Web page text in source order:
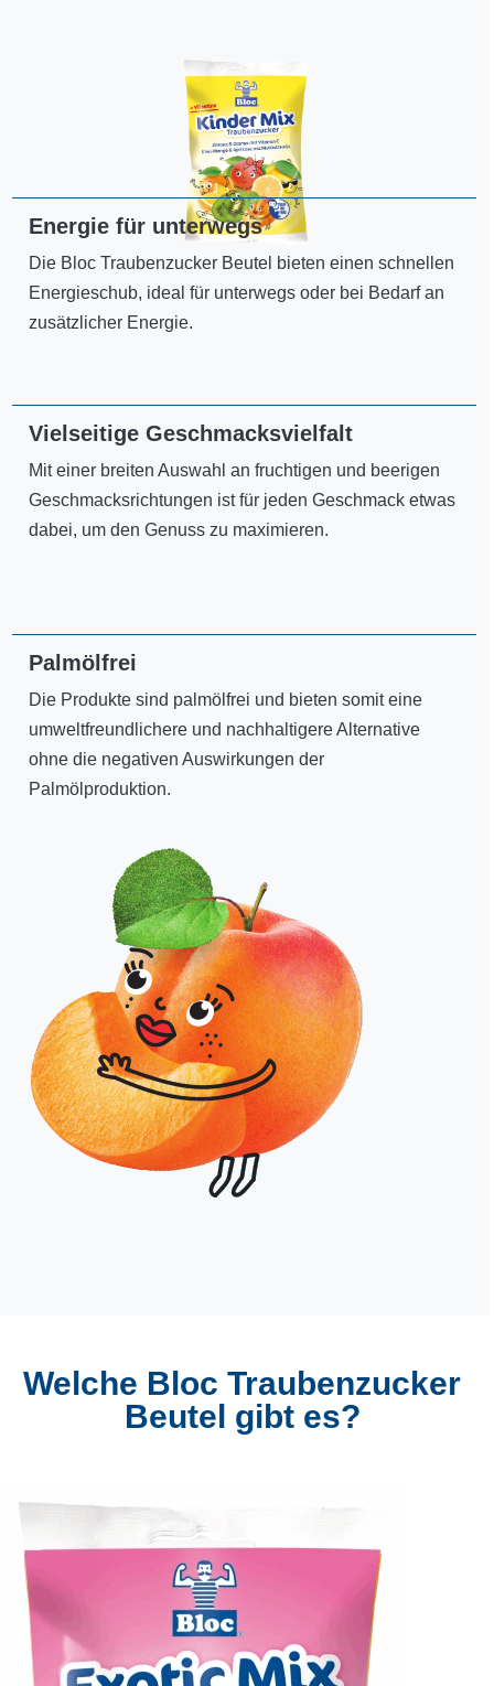
Energie für unterwegs
Die Bloc Traubenzucker Beutel bieten einen schnellen
Energieschub, ideal für unterwegs oder bei Bedarf an
zusätzlicher Energie.
Vielseitige Geschmacksvielfalt
Mit einer breiten Auswahl an fruchtigen und beerigen
Geschmacksrichtungen ist für jeden Geschmack etwas
dabei, um den Genuss zu maximieren.
Palmölfrei
Die Produkte sind palmölfrei und bieten somit eine
umweltfreundlichere und nachhaltigere Alternative
ohne die negativen Auswirkungen der
Palmölproduktion.
Welche Bloc Traubenzucker
Beutel gibt es?